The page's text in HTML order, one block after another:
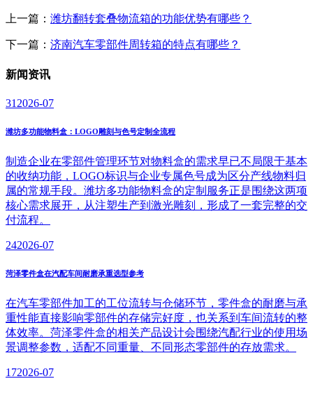
上一篇： 潍坊翻转套叠物流箱的功能优势有哪些？
下一篇： 济南汽车零部件周转箱的特点有哪些？
新闻资讯
31 2026-07
潍坊多功能物料盒：LOGO雕刻与色号定制全流程
制造企业在零部件管理环节对物料盒的需求早已不局限于基本
的收纳功能，LOGO标识与企业专属色号成为区分产线物料归
属的常规手段。潍坊多功能物料盒的定制服务正是围绕这两项
核心需求展开，从注塑生产到激光雕刻，形成了一套完整的交
付流程。
242026-07
菏泽零件盒在汽配车间耐磨承重选型参考
在汽车零部件加工的工位流转与仓储环节，零件盒的耐磨与承
重性能直接影响零部件的存储完好度，也关系到车间流转的整
体效率。菏泽零件盒的相关产品设计会围绕汽配行业的使用场
景调整参数，适配不同重量、不同形态零部件的存放需求。
172026-07